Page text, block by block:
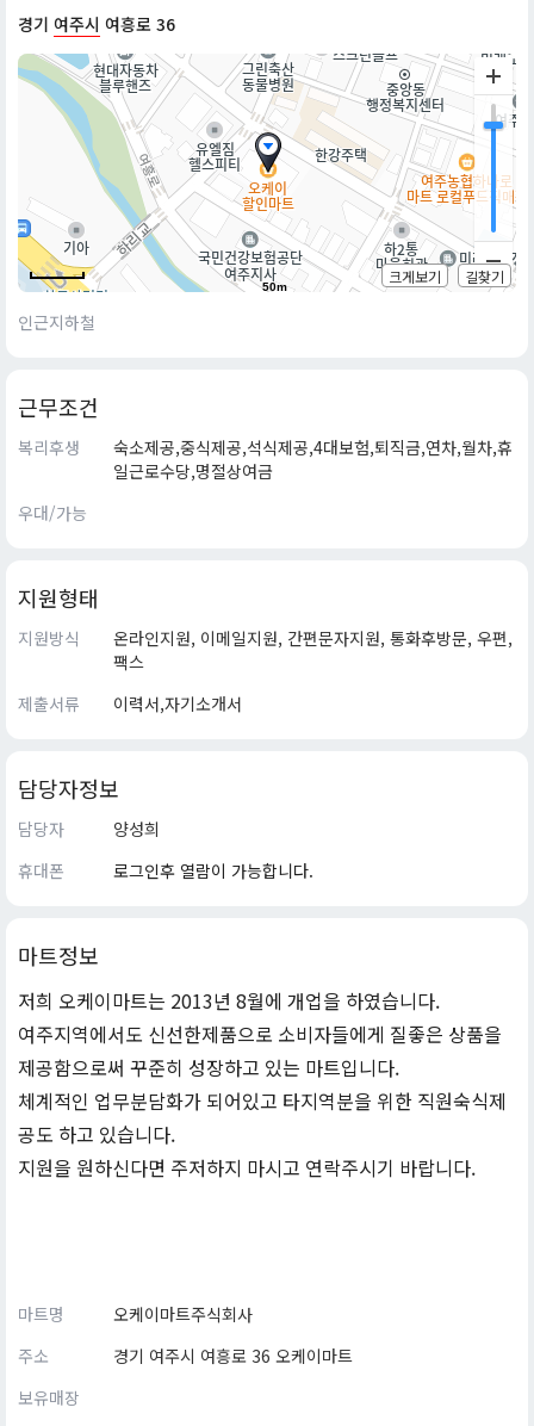
경기 여주시 여흥로 36
50m
크게보기 길찾기
인근지하철
근무조건
복리후생
숙소제공,중식제공,석식제공,4대보험,퇴직금,연차,월차,휴
일근로수당,명절상여금
우대/가능
지원형태
지원방식
온라인지원, 이메일지원, 간편문자지원, 통화후방문, 우편,
팩스
제출서류
이력서,자기소개서
담당자정보
담당자
양성희
휴대폰
로그인후 열람이 가능합니다.
마트정보
저희 오케이마트는 2013년 8월에 개업을 하였습니다.
여주지역에서도 신선한제품으로 소비자들에게 질좋은 상품을
제공함으로써 꾸준히 성장하고 있는 마트입니다.
체계적인 업무분담화가 되어있고 타지역분을 위한 직원숙식제
공도 하고 있습니다.
지원을 원하신다면 주저하지 마시고 연락주시기 바랍니다.
마트명
오케이마트주식회사
주소
경기 여주시 여흥로 36 오케이마트
보유매장